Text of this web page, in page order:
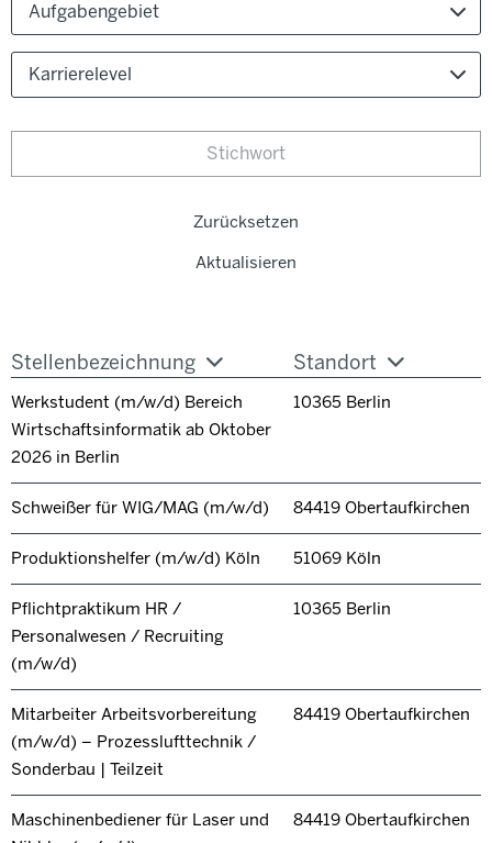
Aufgabengebiet
Karrierelevel
Zurücksetzen
Aktualisieren
Stellenbezeichnung Standort
Werkstudent (m/w/d) Bereich
Wirtschaftsinformatik ab Oktober
2026 in Berlin
10365 Berlin
Schweißer für WIG/MAG (m/w/d) 84419 Obertaufkirchen
Produktionshelfer (m/w/d) Köln 51069 Köln
Pflichtpraktikum HR /
Personalwesen / Recruiting
(m/w/d)
10365 Berlin
Mitarbeiter Arbeitsvorbereitung
(m/w/d) – Prozesslufttechnik /
Sonderbau | Teilzeit
84419 Obertaufkirchen
Maschinenbediener für Laser und
84419 Obertaufkirchen